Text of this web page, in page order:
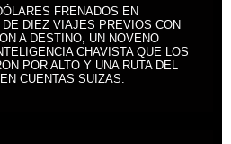
FRENADOS EN
DIEZ VIAJES PREVIOS CON
A DESTINO, UN NOVENO
CHAVISTA QUE LOS
POR ALTO Y UNA RUTA DEL
CUENTAS SUIZAS.